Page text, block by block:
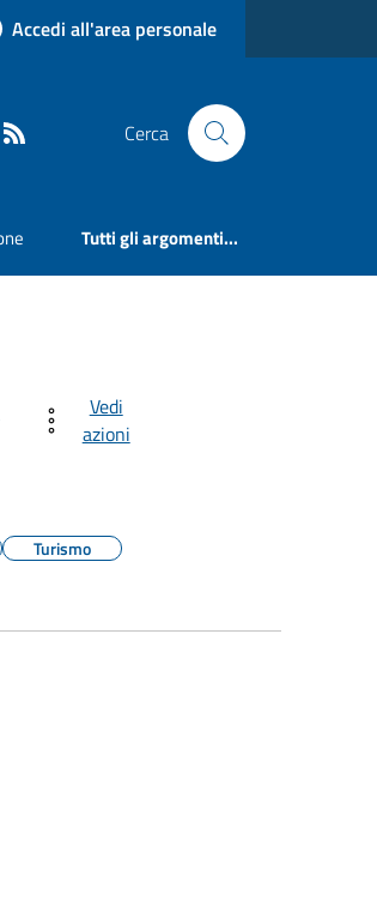
Accedi all'area personale
Cerca
Tutti gli argomenti...
Vedi
azioni
Turismo